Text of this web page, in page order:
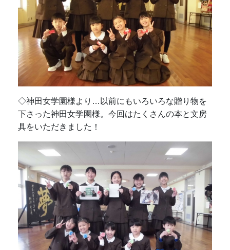
◇神田女学園様より…以前にもいろいろな贈り物を
下さった神田女学園様。今回はたくさんの本と文房
具をいただきました！